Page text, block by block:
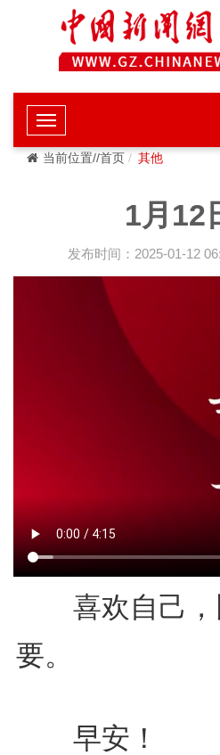
当前位置//首页 其他
1月12
发布时间：2025-01-12
喜欢自己，
要。
早安！